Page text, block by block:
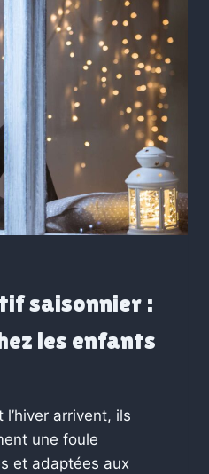
saisonnier :
les enfants
l’hiver arrivent, ils
une foule
et adaptées aux